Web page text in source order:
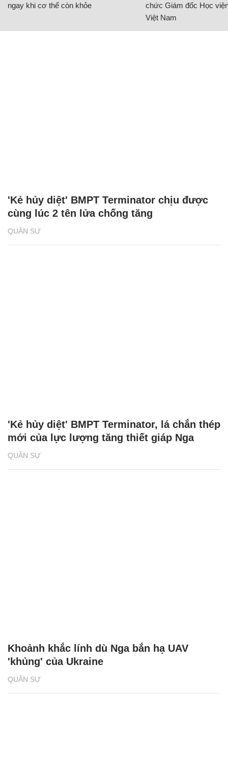
ngay khi cơ thể còn khỏe
chức Giám đốc Học
Việt Nam
QUÂN SỰ
'Kẻ hủy diệt' BMPT Terminator chịu được
cùng lúc 2 tên lửa chống tăng
QUÂN SỰ
'Kẻ hủy diệt' BMPT Terminator, lá chắn thép
mới của lực lượng tăng thiết giáp Nga
QUÂN SỰ
Khoảnh khắc lính dù Nga bắn hạ UAV
'khủng' của Ukraine